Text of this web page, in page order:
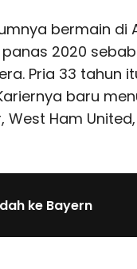
bermain di
2020
Pria 33 tahun
baru
Ham
ke Bayern